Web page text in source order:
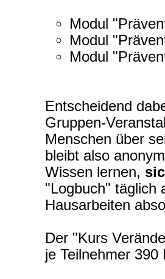
Modul
Modul
Modul
Entscheidend
Gruppen-
Menschen über
bleibt also
Wissen lernen,
"Logbuch" täglich aus
Hausarbeiten
Der "Kurs
je Teilnehmer